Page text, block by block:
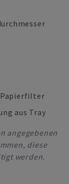
aus Tray
angegebenen
diese
werden.